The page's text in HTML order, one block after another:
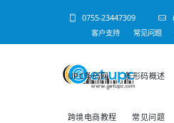
0755-23447309
客户支持 常见问题
UPC条码网 条形码概述
跨境电商教程 常见问题